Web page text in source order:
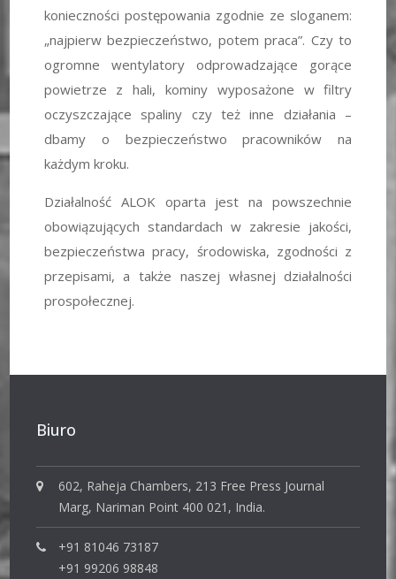
konieczności postępowania zgodnie ze sloganem:
„najpierw bezpieczeństwo, potem praca”. Czy to
ogromne wentylatory odprowadzające gorące
powietrze z hali, kominy wyposażone w filtry
oczyszczające spaliny czy też inne działania –
dbamy o bezpieczeństwo pracowników na
każdym kroku.
Działalność ALOK oparta jest na powszechnie
obowiązujących standardach w zakresie jakości,
bezpieczeństwa pracy, środowiska, zgodności z
przepisami, a także naszej własnej działalności
prospołecznej.
Biuro
602, Raheja Chambers, 213 Free Press Journal
Marg, Nariman Point 400 021, India.
+91 81046 73187
+91 99206 98848